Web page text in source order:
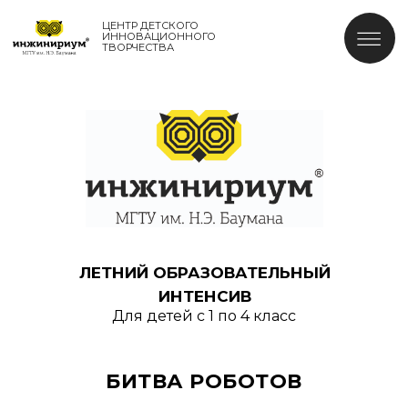
ИННОВАЦИОННОГО
ТВОРЧЕСТВА
ЛЕТНИЙ ОБРАЗОВАТЕЛЬНЫЙ
ИНТЕНСИВ
Для детей с 1 по 4 класс
БИТВА РОБОТОВ